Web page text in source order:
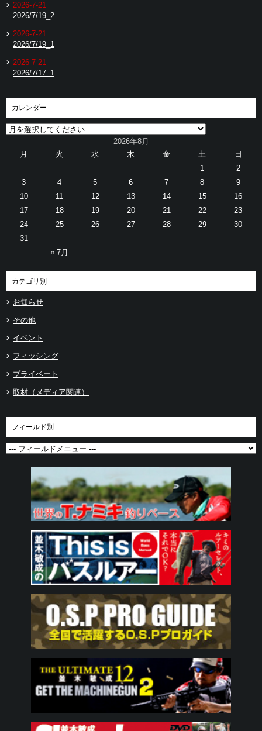
2026-7-21
2026/7/19_2
2026-7-21
2026/7/19_1
2026-7-21
2026/7/17_1
カレンダー
2026年8月
月
火 水 木 金 土 日
« 7月
1
2
3
4 5 6 7 8
9
10
11 12 13 14 15
16
17
18 19 20 21 22
23
24
25 26 27 28 29
30
31
カテゴリ別
お知らせ
その他
イベント
フィッシング
プライベート
取材（メディア関連）
フィールド別